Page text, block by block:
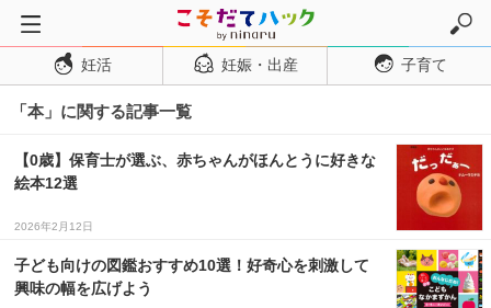
トップページ
妊活
妊娠・出産
妊娠超初期
妊娠初期
妊娠中期
妊娠後期
妊活 妊娠・出産 子育て
「本」に関する記事一覧
【0歳】保育士が選ぶ、赤ちゃんがほんとうに好きな
絵本12選
2026年2月12日
子ども向けの図鑑おすすめ10選！好奇心を刺激して
興味の幅を広げよう